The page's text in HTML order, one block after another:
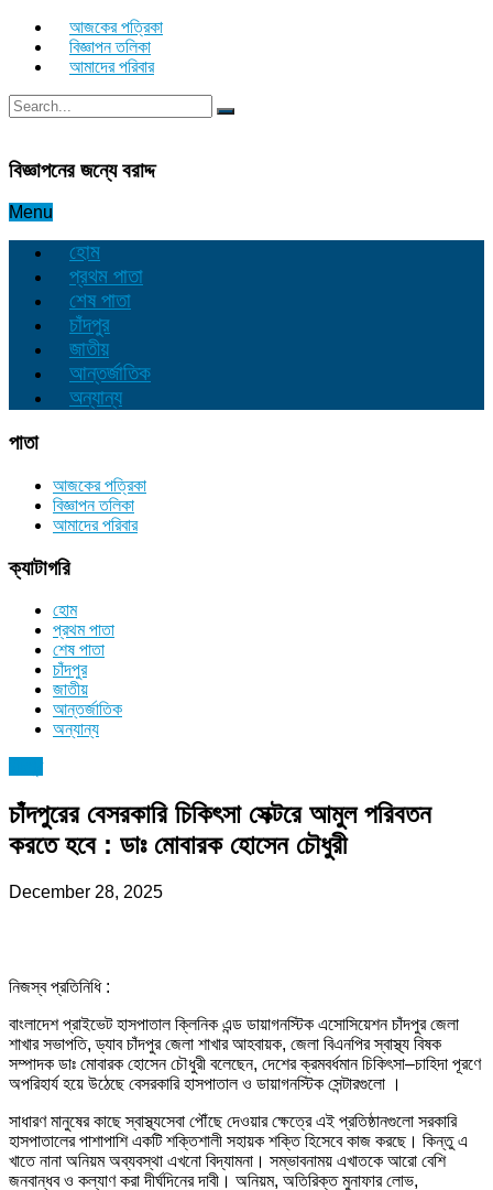
আজকের পত্রিকা
বিজ্ঞাপন তলিকা
আমাদের পরিবার
বিজ্ঞাপনের জন্যে বরাদ্দ
Menu
হোম
প্রথম পাতা
শেষ পাতা
চাঁদপুর
জাতীয়
আন্তর্জাতিক
অন্যান্য
পাতা
আজকের পত্রিকা
বিজ্ঞাপন তলিকা
আমাদের পরিবার
ক্যাটাগরি
হোম
প্রথম পাতা
শেষ পাতা
চাঁদপুর
জাতীয়
আন্তর্জাতিক
অন্যান্য
চাঁদপুরের বেসরকারি চিকিৎসা সেক্টরে আমুল পরিবতন
করতে হবে : ডাঃ মোবারক হোসেন চৌধুরী
December 28, 2025
নিজস্ব প্রতিনিধি :
বাংলাদেশ প্রাইভেট হাসপাতাল ক্লিনিক এন্ড ডায়াগনস্টিক এসোসিয়েশন চাঁদপুর জেলা
শাখার সভাপতি, ড্যাব চাঁদপুর জেলা শাখার আহবায়ক, জেলা বিএনপির স্বাস্থ্য বিষক
সম্পাদক ডাঃ মোবারক হোসেন চৌধুরী বলেছেন, দেশের ক্রমবর্ধমান চিকিৎসা–চাহিদা পূরণে
অপরিহার্য হয়ে উঠেছে বেসরকারি হাসপাতাল ও ডায়াগনস্টিক সেন্টারগুলো ।
সাধারণ মানুষের কাছে স্বাস্থ্যসেবা পৌঁছে দেওয়ার ক্ষেত্রে এই প্রতিষ্ঠানগুলো সরকারি
হাসপাতালের পাশাপাশি একটি শক্তিশালী সহায়ক শক্তি হিসেবে কাজ করছে। কিন্তু এ
খাতে নানা অনিয়ম অব্যবস্থা এখনো বিদ্যামনা। সম্ভাবনাময় এখাতকে আরো বেশি
জনবান্ধব ও কল্যাণ করা দীর্ঘদিনের দাবী। অনিয়ম, অতিরিক্ত মুনাফার লোভ,